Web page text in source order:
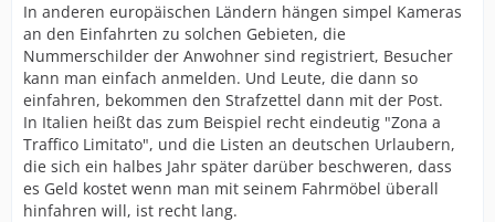
In anderen europäischen Ländern hängen simpel Kameras
an den Einfahrten zu solchen Gebieten, die
Nummerschilder der Anwohner sind registriert, Besucher
kann man einfach anmelden. Und Leute, die dann so
einfahren, bekommen den Strafzettel dann mit der Post.
In Italien heißt das zum Beispiel recht eindeutig "Zona a
Traffico Limitato", und die Listen an deutschen Urlaubern,
die sich ein halbes Jahr später darüber beschweren, dass
es Geld kostet wenn man mit seinem Fahrmöbel überall
hinfahren will, ist recht lang.